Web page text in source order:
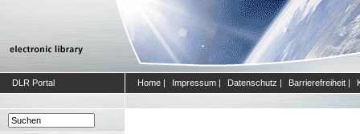
DLR Portal Home | Impressum | Datenschutz | Barrierefreiheit |